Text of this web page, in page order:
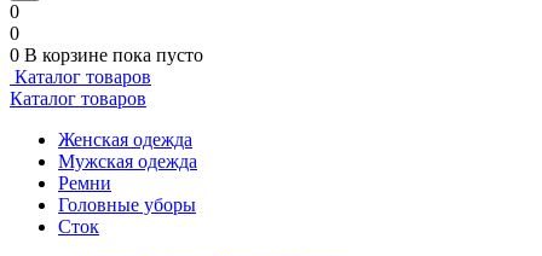
0
0
0 В корзине пока пусто
Каталог товаров
Каталог товаров
Женская одежда
Мужская одежда
Ремни
Головные уборы
Сток